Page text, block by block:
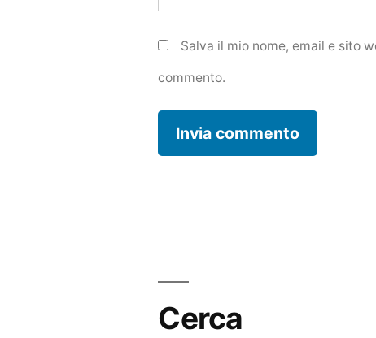
Salva il mio nome, email e sito
commento.
Cerca